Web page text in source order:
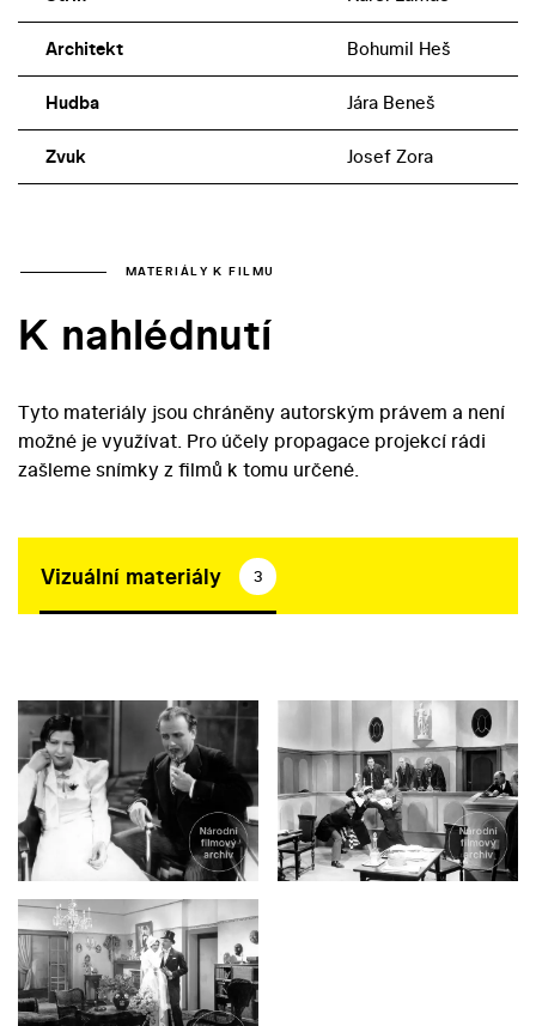
Architekt Bohumil Heš
Hudba Jára Beneš
Zvuk Josef Zora
MATERIÁLY K FILMU
K nahlédnutí
Tyto materiály jsou chráněny autorským právem a není
možné je využívat. Pro účely propagace projekcí rádi
zašleme snímky z filmů k tomu určené.
Vizuální materiály 3